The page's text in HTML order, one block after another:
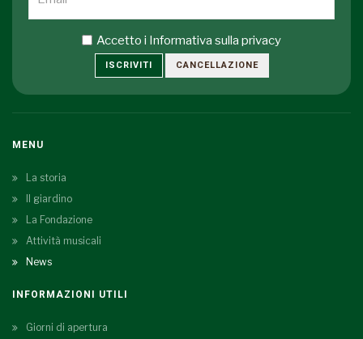
Accetto i Informativa sulla privacy
ISCRIVITI CANCELLAZIONE
MENU
La storia
Il giardino
La Fondazione
Attività musicali
News
INFORMAZIONI UTILI
Giorni di apertura